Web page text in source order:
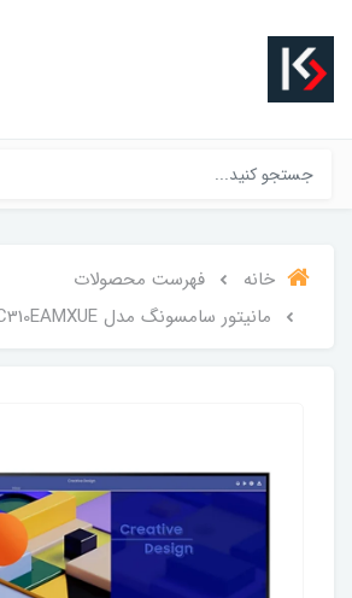
خانه
فهرست محصولات
مانیتور سامسونگ مدل LS22C310EAMXUE سایز 22 اینچ